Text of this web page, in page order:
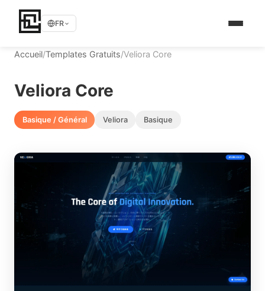
FR
Accueil/Templates Gratuits/Veliora Core
Veliora Core
Basique / Général Veliora Basique